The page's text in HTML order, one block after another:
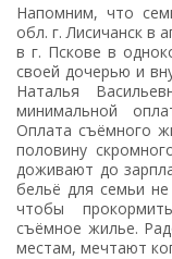
Напомним, что
обл. г. Лисичанск в
в г. Пскове в
своей дочерью и
Наталья
минимальной
Оплата съёмного
половину
доживают до
бельё для семьи
чтобы
съёмное жилье.
местам, мечтают